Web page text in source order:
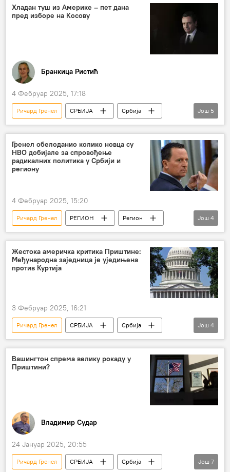
Косово и Метохија (КиМ)
Аљбин Курти
Хладан туш из Америке – пет дана
пред изборе на Косову
Бранкица Ристић
4 Фебруар 2025, 17:18
Ричард Гренел СРБИЈА
Србија
Србија – политика
Косово и Метохија (КиМ)
Аљбин Курти
критика
парламентарни избори
Још 5
Гренел обелоданио колико новца су
НВО добијале за спровођење
радикалних политика у Србији и
региону
4 Фебруар 2025, 15:20
Ричард Гренел РЕГИОН
Регион
Регион – политика
Србија
Србија – политика
Свет
Још 4
Жестока америчка критика Приштине:
Међународна заједница је уједињена
против Куртија
3 Фебруар 2025, 16:21
Ричард Гренел СРБИЈА
Србија
Србија – политика
Америка
Аљбин Курти
Још 4
Вашингтон спрема велику рокаду у
Приштини?
Владимир Судар
24 Јануар 2025, 20:55
Ричард Гренел СРБИЈА
Србија
Још 7